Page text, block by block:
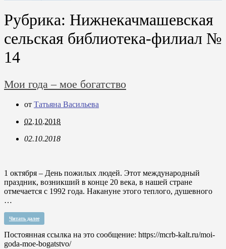
Рубрика: Нижнекачмашевская
сельская библиотека-филиал №
14
Мои года – мое богатство
от Татьяна Васильева
02.10.2018
02.10.2018
1 октября – День пожилых людей. Этот международный
праздник, возникший в конце 20 века, в нашей стране
отмечается с 1992 года. Накануне этого теплого, душевного
…
Читать далее
Постоянная ссылка на это сообщение: https://mcrb-kalt.ru/moi-
goda-moe-bogatstvo/